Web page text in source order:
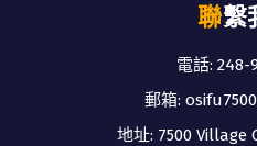
聯
電話: 248-
郵箱:
地址: 7500 Village